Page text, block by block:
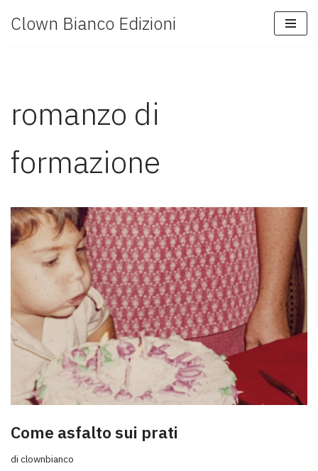
Clown Bianco Edizioni
romanzo di
formazione
Come asfalto sui prati
di clownbianco